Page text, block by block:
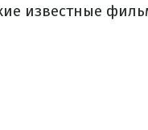
известные